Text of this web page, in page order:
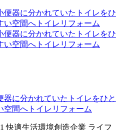
器に分かれていたトイレをひと
空間へトイレリフォーム